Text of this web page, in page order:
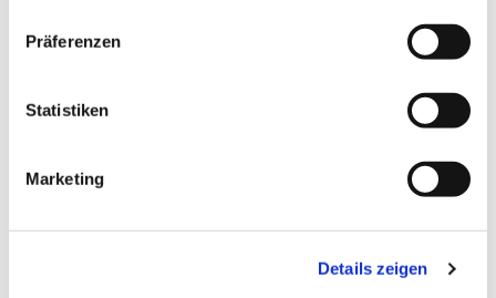
Präferenzen
Statistiken
Marketing
Details zeigen
Dies könnte Sie auch